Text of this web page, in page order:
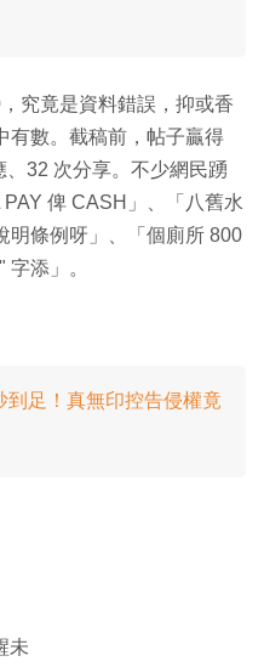
究竟是資料錯誤，抑或香
有數。截稿前，帖子贏得
32 次分享。不少網民踴
俾 CASH」、「八舊水
明條例呀」、「個廁所 800
添」。
足！真無印控告侵權竟
未